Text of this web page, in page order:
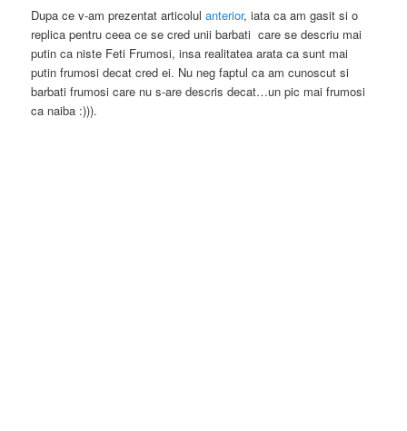
Dupa ce v-am prezentat articolul anterior, iata ca am gasit si o
replica pentru ceea ce se cred unii barbati care se descriu mai
putin ca niste Feti Frumosi, insa realitatea arata ca sunt mai
putin frumosi decat cred ei. Nu neg faptul ca am cunoscut si
barbati frumosi care nu s-are descris decat…un pic mai frumosi
ca naiba :))).